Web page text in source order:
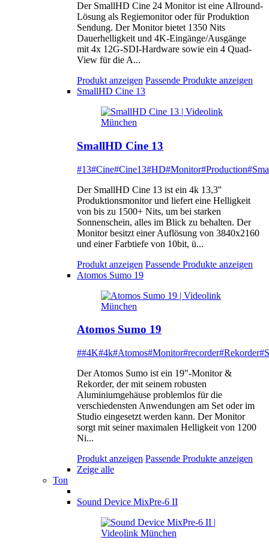
Der SmallHD Cine 24 Monitor ist eine Allround-
Lösung als Regiemonitor oder für Produktion
Sendung. Der Monitor bietet 1350 Nits
Dauerhelligkeit und 4K-Eingänge/Ausgänge
mit 4x 12G-SDI-Hardware sowie ein 4 Quad-
View für die A...
Produkt anzeigen Passende Produkte anzeigen
SmallHD Cine 13
SmallHD Cine 13
#13#Cine#Cine13#HD#Monitor#Production
Der SmallHD Cine 13 ist ein 4k 13,3''
Produktionsmonitor und liefert eine Helligkeit
von bis zu 1500+ Nits, um bei starken
Sonnenschein, alles im Blick zu behalten. Der
Monitor besitzt einer Auflösung von 3840x2160
und einer Farbtiefe von 10bit, ü...
Produkt anzeigen Passende Produkte anzeigen
Atomos Sumo 19
Atomos Sumo 19
##4K#4k#Atomos#Monitor#recorder#Rekorder
Der Atomos Sumo ist ein 19"-Monitor &
Rekorder, der mit seinem robusten
Aluminiumgehäuse problemlos für die
verschiedensten Anwendungen am Set oder im
Studio eingesetzt werden kann. Der Monitor
sorgt mit seiner maximalen Helligkeit von 1200
Ni...
Produkt anzeigen Passende Produkte anzeigen
Zeige alle
Ton
Sound Device MixPre-6 II